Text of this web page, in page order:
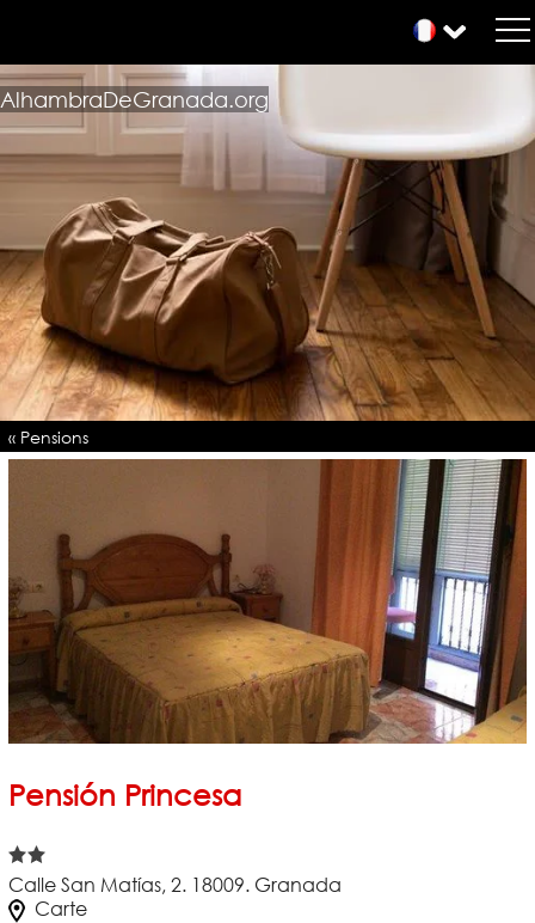
AlhambraDeGranada.org
« Pensions
Pensión Princesa
Calle San Matías, 2. 18009. Granada
Carte